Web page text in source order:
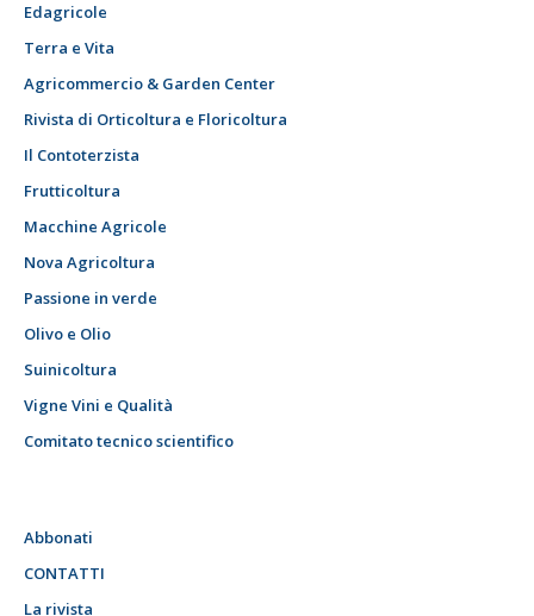
Edagricole
Terra e Vita
Agricommercio & Garden Center
Rivista di Orticoltura e Floricoltura
Il Contoterzista
Frutticoltura
Macchine Agricole
Nova Agricoltura
Passione in verde
Olivo e Olio
Suinicoltura
Vigne Vini e Qualità
Comitato tecnico scientifico
Abbonati
CONTATTI
La rivista